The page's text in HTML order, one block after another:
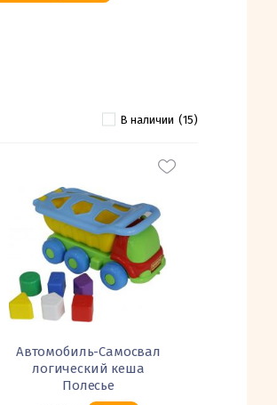
В наличии (15)
Автомобиль-Самосвал
логический кеша
Полесье